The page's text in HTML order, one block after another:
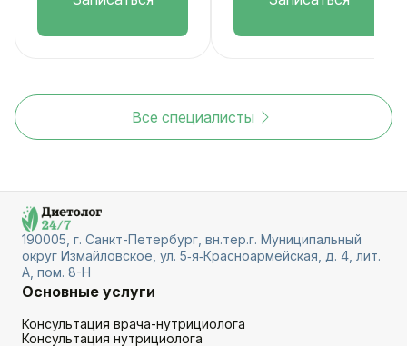
Все специалисты
190005, г. Санкт-Петербург, вн.тер.г. Муниципальный
округ Измайловское, ул. 5‑я‑Красноармейская, д. 4, лит.
А, пом. 8-Н
Основные услуги
Консультация врача-нутрициолога
Консультация нутрициолога